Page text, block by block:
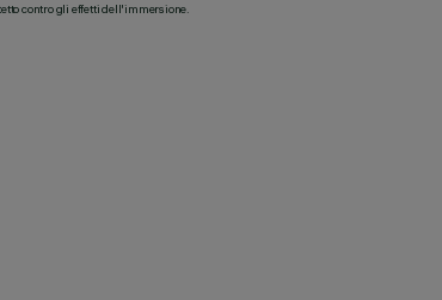
contro gli effetti dell'immersione.